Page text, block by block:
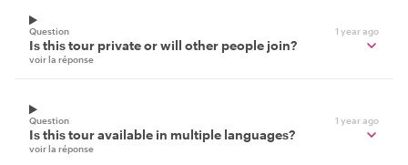
Question 1 year ago
Is this tour private or will other people join?
voir la réponse
Question 1 year ago
Is this tour available in multiple languages?
voir la réponse